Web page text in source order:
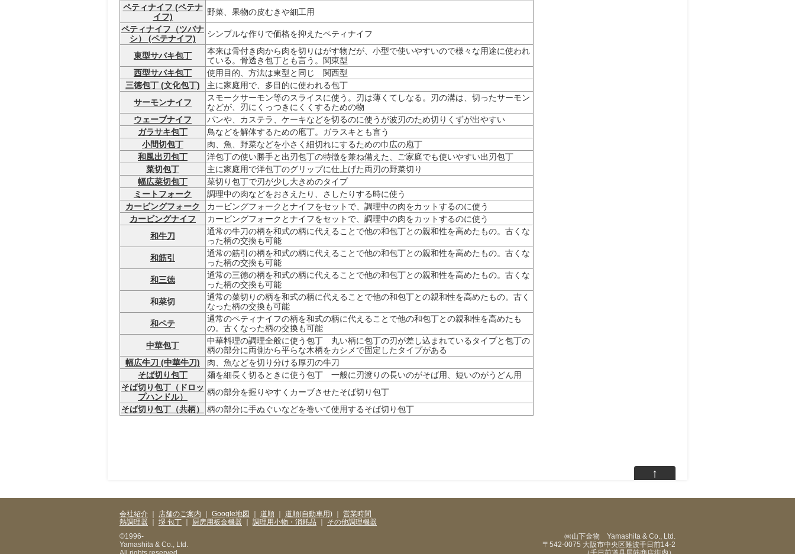
ペティナイフ (ペテナ
イフ)
野菜、果物の皮むきや細工用
ペティナイフ（ツバナ
シ） (ペテナイフ)
シンプルな作りで価格を抑えたペティナイフ
東型サバキ包丁
本来は骨付き肉から肉を切りはがす物だが、小型で使いやすいので様々な用途に使われ
ている。骨透き包丁とも言う。関東型
西型サバキ包丁
使用目的、方法は東型と同じ 関西型
三徳包丁 (文化包丁)
主に家庭用で、多目的に使われる包丁
サーモンナイフ
スモークサーモン等のスライスに使う。刃は薄くてしなる。刃の溝は、切ったサーモン
などが、刃にくっつきにくくするための物
ウェーブナイフ
パンや、カステラ、ケーキなどを切るのに使うが波刃のため切りくずが出やすい
ガラサキ包丁
鳥などを解体するための庖丁。ガラスキとも言う
小間切包丁
肉、魚、野菜などを小さく細切れにするための巾広の庖丁
和風出刃包丁
洋包丁の使い勝手と出刃包丁の特徴を兼ね備えた、ご家庭でも使いやすい出刃包丁
菜切包丁
主に家庭用で洋包丁のグリップに仕上げた両刃の野菜切り
幅広菜切包丁
菜切り包丁で刃が少し大きめのタイプ
ミートフォーク
調理中の肉などをおさえたり、さしたりする時に使う
カービングフォーク
カービングフォークとナイフをセットで、調理中の肉をカットするのに使う
カービングナイフ
カービングフォークとナイフをセットで、調理中の肉をカットするのに使う
和牛刀
通常の牛刀の柄を和式の柄に代えることで他の和包丁との親和性を高めたもの。古くな
った柄の交換も可能
和筋引
通常の筋引の柄を和式の柄に代えることで他の和包丁との親和性を高めたもの。古くな
った柄の交換も可能
和三徳
通常の三徳の柄を和式の柄に代えることで他の和包丁との親和性を高めたもの。古くな
った柄の交換も可能
和菜切
通常の菜切りの柄を和式の柄に代えることで他の和包丁との親和性を高めたもの。古く
なった柄の交換も可能
和ペテ
通常のペティナイフの柄を和式の柄に代えることで他の和包丁との親和性を高めたも
の。古くなった柄の交換も可能
中華包丁
中華料理の調理全般に使う包丁 丸い柄に包丁の刃が差し込まれているタイプと包丁の
柄の部分に両側から平らな木柄をカシメで固定したタイプがある
幅広牛刀 (中華牛刀)
肉、魚などを切り分ける厚刃の牛刀
そば切り包丁
麺を細長く切るときに使う包丁 一般に刃渡りの長いのがそば用、短いのがうどん用
そば切り包丁（ドロッ
プハンドル）
柄の部分を握りやすくカーブさせたそば切り包丁
そば切り包丁（共柄）
柄の部分に手ぬぐいなどを巻いて使用するそば切り包丁
↑
会社紹介 店舗のご案内 Google地図 道順 道順(自動車用)
営業時間
熱調理器
堺 包丁 厨房用板金機器 調理用小物・消耗品
その他調理機器
©1996-
Yamashita & Co., Ltd.
㈱山下金物 Yamashita & Co., Ltd.
〒542-0075 大阪市中央区難波千日前14-2